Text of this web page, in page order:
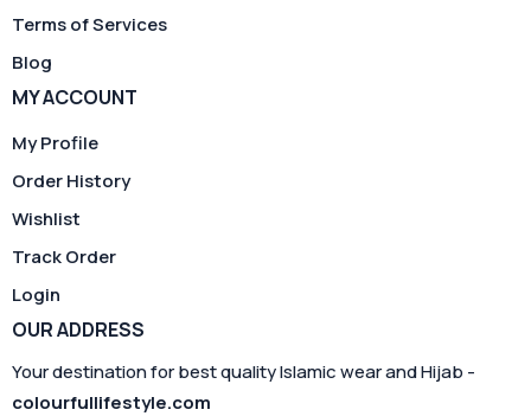
Terms of Services
Blog
MY ACCOUNT
My Profile
Order History
Wishlist
Track Order
Login
OUR ADDRESS
Your destination for best quality Islamic wear and Hijab -
colourfullifestyle.com